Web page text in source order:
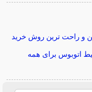
و راحت ترین روش خرید
اتوبوس برای همه